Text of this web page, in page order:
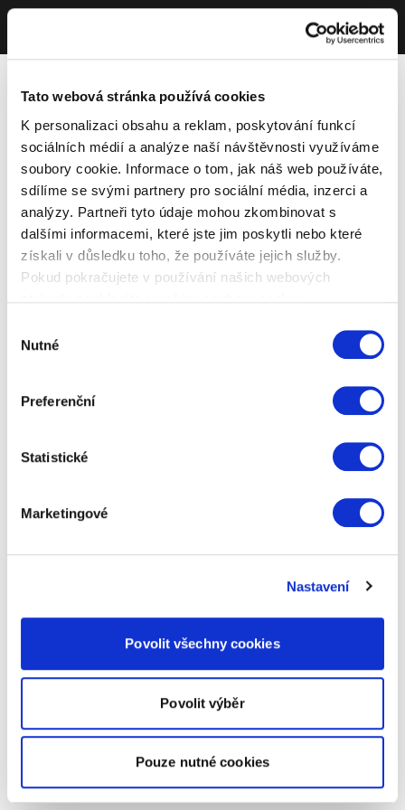
Tato webová stránka používá cookies
K personalizaci obsahu a reklam, poskytování funkcí
sociálních médií a analýze naší návštěvnosti využíváme
soubory cookie. Informace o tom, jak náš web používáte,
sdílíme se svými partnery pro sociální média, inzerci a
analýzy. Partneři tyto údaje mohou zkombinovat s
dalšími informacemi, které jste jim poskytli nebo které
získali v důsledku toho, že používáte jejich služby.
Pokud pokračujete v používání našich webových
souhlasu
Nutné
Preferenční
Statistické
Marketingové
Nastavení
Povolit všechny cookies
Povolit výběr
Pouze nutné cookies